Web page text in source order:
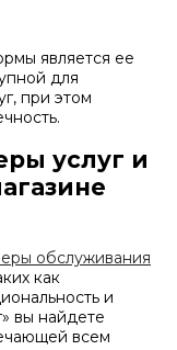
является ее
для
при этом
услуг и
обслуживания
как
и
вы найдете
всем